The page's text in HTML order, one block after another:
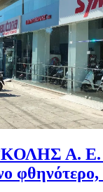
Α. Ε.
φθηνότερο,